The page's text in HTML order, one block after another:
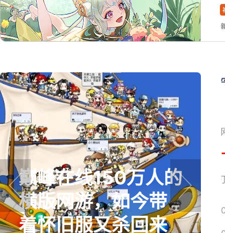
巅峰在线150万人的
横版网游，如今带
着怀旧服又杀回来
prev next
网易搜